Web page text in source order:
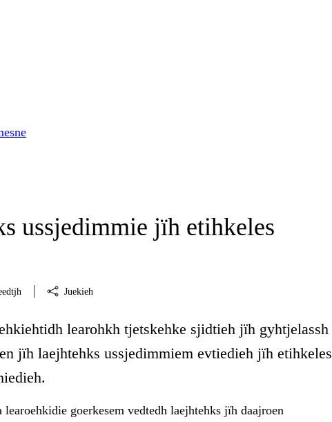
ussjedimmie jïh etihkeles
Juekieh
learohkh tjetskehke sjidtieh jïh gyhtjelassh
jïh laejhtehks ussjedimmiem evtiedieh jïh etihkeles
goerkesem vedtedh laejhtehks jïh daajroen